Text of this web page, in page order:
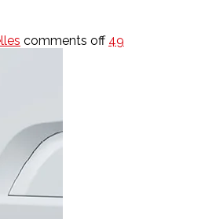
comments off 49